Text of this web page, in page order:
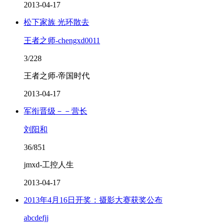
2013-04-17
松下家族 光环散去
王者之师-chengxd0011
3/228
王者之师-帝国时代
2013-04-17
军衔晋级－－营长
刘阳和
36/851
jmxd-工控人生
2013-04-17
2013年4月16日开奖：摄影大赛获奖公布
abcdefjj